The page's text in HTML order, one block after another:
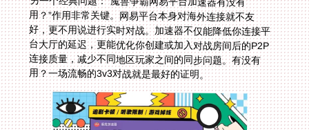
用？一场流畅的3v3对战就是最好的证明。